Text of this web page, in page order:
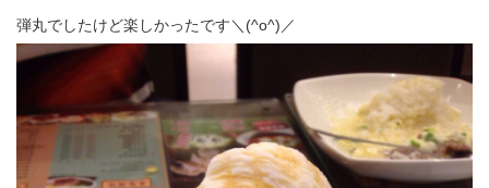
弾丸でしたけど楽しかったです＼(^o^)／